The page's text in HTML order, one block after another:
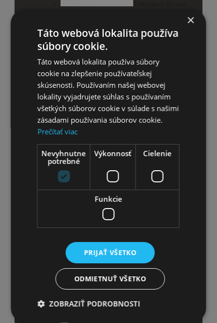
Skladacie bicykle
Príslušenstvo pre bicykle
Košíky
Cyklistické sedačky a vozíky
Nosiče na bicykel
Nosiče bicyklov
Cyklistické fľaše
Zvončeky na bicykel
×
Táto webová lokalita používa
súbory cookie.
Táto webová lokalita používa súbory
cookie na zlepšenie používateľskej
skúsenosti. Používaním našej webovej
lokality vyjadrujete súhlas s používaním
všetkých súborov cookie v súlade s našimi
zásadami používania súborov cookie.
Prečítať viac
Nevyhnutne
potrebné
Výkonnosť Cielenie
Funkcie
PRIJAŤ VŠETKO
ODMIETNUŤ VŠETKO
ZOBRAZIŤ PODROBNOSTI